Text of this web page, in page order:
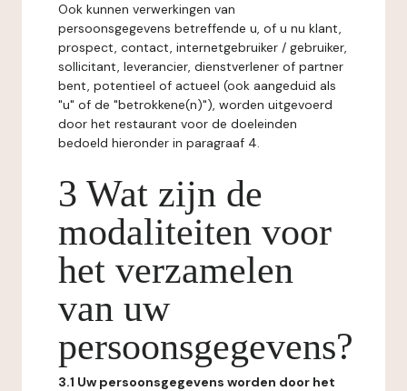
Ook kunnen verwerkingen van
persoonsgegevens betreffende u, of u nu klant,
prospect, contact, internetgebruiker / gebruiker,
sollicitant, leverancier, dienstverlener of partner
bent, potentieel of actueel (ook aangeduid als
"u" of de "betrokkene(n)"), worden uitgevoerd
door het restaurant voor de doeleinden
bedoeld hieronder in paragraaf 4.
3 Wat zijn de
modaliteiten voor
het verzamelen
van uw
persoonsgegevens?
3.1 Uw persoonsgegevens worden door het